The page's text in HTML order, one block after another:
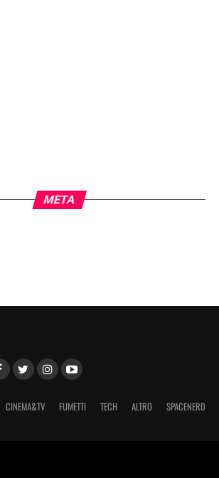
META
CINEMA&TV FUMETTI TECH ALTRO SPACENERD